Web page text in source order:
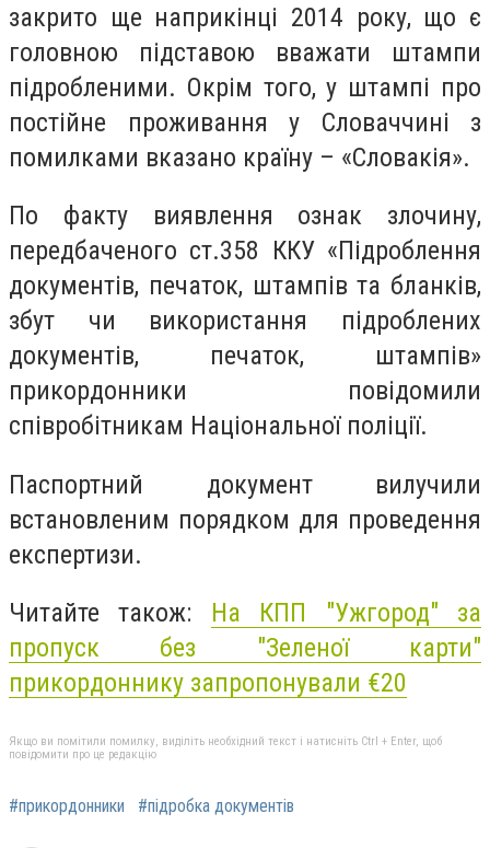
закрито ще наприкінці 2014 року, що є
головною підставою вважати штампи
підробленими. Окрім того, у штампі про
постійне проживання у Словаччині з
помилками вказано країну – «Словакія».
По факту виявлення ознак злочину,
передбаченого ст.358 ККУ «Підроблення
документів, печаток, штампів та бланків,
збут чи використання підроблених
документів, печаток, штампів»
прикордонники повідомили
співробітникам Національної поліції.
Паспортний документ вилучили
встановленим порядком для проведення
експертизи.
Читайте також: На КПП "Ужгород" за
пропуск без "Зеленої карти"
прикордоннику запропонували €20
Якщо ви помітили помилку, виділіть необхідний текст і натисніть Ctrl + Enter, щоб
повідомити про це редакцію
#прикордонники #підробка документів